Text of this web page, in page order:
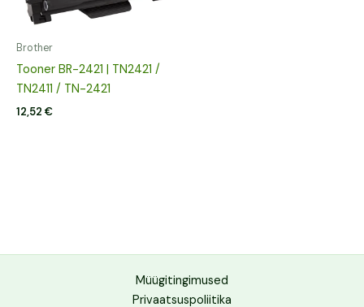
Brother
Tooner BR-2421 | TN2421 /
TN2411 / TN-2421
12,52 €
Müügitingimused
Privaatsuspoliitika